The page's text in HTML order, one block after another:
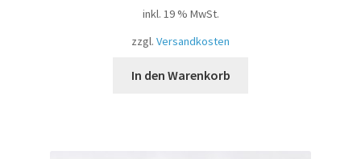
von
inkl. 19 % MwSt.
zzgl. Versandkosten
In den Warenkorb